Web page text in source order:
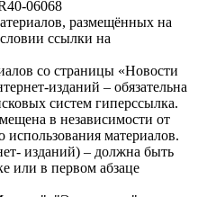
06068
размещённых на
ссылки на
со страницы «Новости
изданий – обязательна
систем гиперссылка.
в независимости от
использования материалов.
изданий) – должна быть
или в первом абзаце